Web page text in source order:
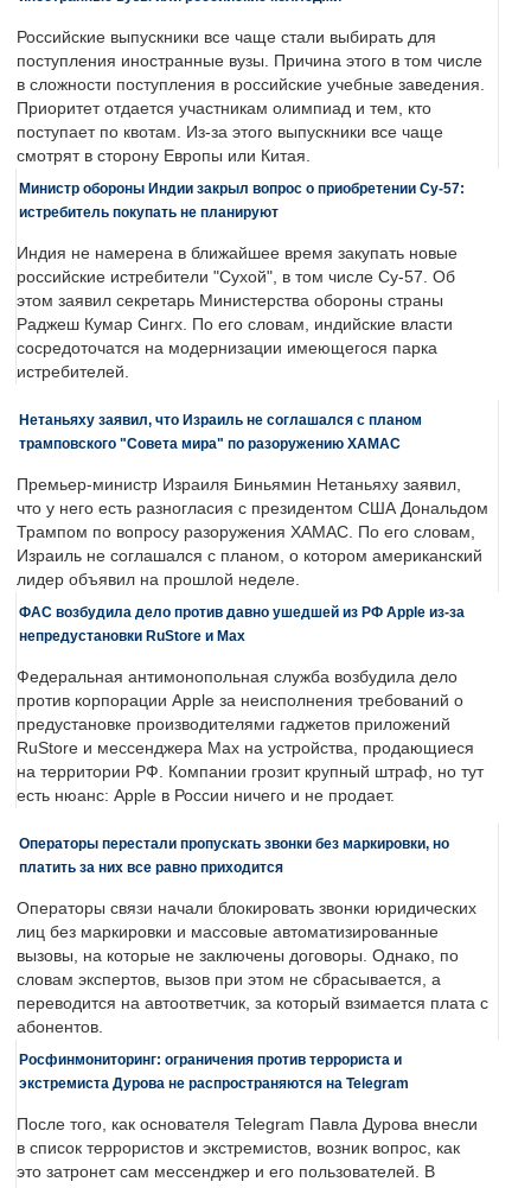
Российские выпускники все чаще стали выбирать для
поступления иностранные вузы. Причина этого в том числе
в сложности поступления в российские учебные заведения.
Приоритет отдается участникам олимпиад и тем, кто
поступает по квотам. Из-за этого выпускники все чаще
смотрят в сторону Европы или Китая.
Министр обороны Индии закрыл вопрос о приобретении Су-57:
истребитель покупать не планируют
Индия не намерена в ближайшее время закупать новые
российские истребители "Сухой", в том числе Су-57. Об
этом заявил секретарь Министерства обороны страны
Раджеш Кумар Сингх. По его словам, индийские власти
сосредоточатся на модернизации имеющегося парка
истребителей.
Нетаньяху заявил, что Израиль не соглашался с планом
трамповского "Совета мира" по разоружению ХАМАС
Премьер-министр Израиля Биньямин Нетаньяху заявил,
что у него есть разногласия с президентом США Дональдом
Трампом по вопросу разоружения ХАМАС. По его словам,
Израиль не соглашался с планом, о котором американский
лидер объявил на прошлой неделе.
ФАС возбудила дело против давно ушедшей из РФ Apple из-за
непредустановки RuStore и Max
Федеральная антимонопольная служба возбудила дело
против корпорации Apple за неисполнения требований о
предустановке производителями гаджетов приложений
RuStore и мессенджера Max на устройства, продающиеся
на территории РФ. Компании грозит крупный штраф, но тут
есть нюанс: Apple в России ничего и не продает.
Операторы перестали пропускать звонки без маркировки, но
платить за них все равно приходится
Операторы связи начали блокировать звонки юридических
лиц без маркировки и массовые автоматизированные
вызовы, на которые не заключены договоры. Однако, по
словам экспертов, вызов при этом не сбрасывается, а
переводится на автоответчик, за который взимается плата с
абонентов.
Росфинмониторинг: ограничения против террориста и
экстремиста Дурова не распространяются на Telegram
После того, как основателя Telegram Павла Дурова внесли
в список террористов и экстремистов, возник вопрос, как
это затронет сам мессенджер и его пользователей. В